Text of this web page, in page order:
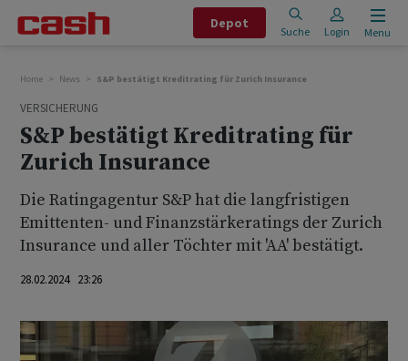
Depot
Suche Login Menu
Home News S&P bestätigt Kreditrating für Zurich Insurance
VERSICHERUNG
S&P bestätigt Kreditrating für
Zurich Insurance
Die Ratingagentur S&P hat die langfristigen
Emittenten- und Finanzstärkeratings der Zurich
Insurance und aller Töchter mit 'AA' bestätigt.
28.02.2024 23:26